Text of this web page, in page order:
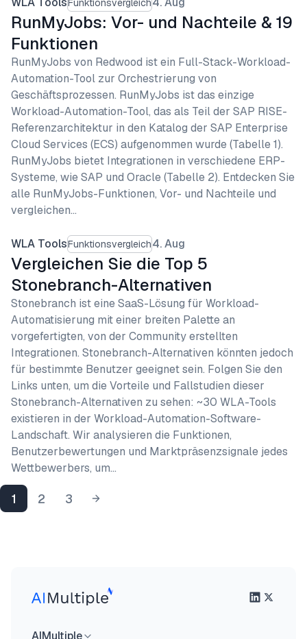
RunMyJobs: Vor- und Nachteile & 19
Funktionen
RunMyJobs von Redwood ist ein Full-Stack-Workload-
Automation-Tool zur Orchestrierung von
Geschäftsprozessen. RunMyJobs ist das einzige
Workload-Automation-Tool, das als Teil der SAP RISE-
Referenzarchitektur in den Katalog der SAP Enterprise
Cloud Services (ECS) aufgenommen wurde (Tabelle 1).
RunMyJobs bietet Integrationen in verschiedene ERP-
Systeme, wie SAP und Oracle (Tabelle 2). Entdecken Sie
alle RunMyJobs-Funktionen, Vor- und Nachteile und
vergleichen…
WLA ToolsFunktionsvergleich4. Aug
Vergleichen Sie die Top 5
Stonebranch-Alternativen
Stonebranch ist eine SaaS-Lösung für Workload-
Automatisierung mit einer breiten Palette an
vorgefertigten, von der Community erstellten
Integrationen. Stonebranch-Alternativen könnten jedoch
für bestimmte Benutzer geeignet sein. Folgen Sie den
Links unten, um die Vorteile und Fallstudien dieser
Stonebranch-Alternativen zu sehen: ~30 WLA-Tools
existieren in der Workload-Automation-Software-
Landschaft. Wir analysieren die Funktionen,
Benutzerbewertungen und Marktpräsenzsignale jedes
Wettbewerbers, um…
1 2 3
AIMultiple